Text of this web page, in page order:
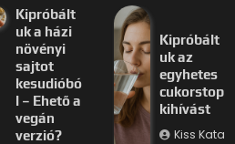
Kipróbált
uk a házi
növényi
sajtot
kesudióbó
l – Ehető a
vegán
verzió?
Kipróbált
uk az
egyhetes
cukorstop
kihívást
Kiss Kata